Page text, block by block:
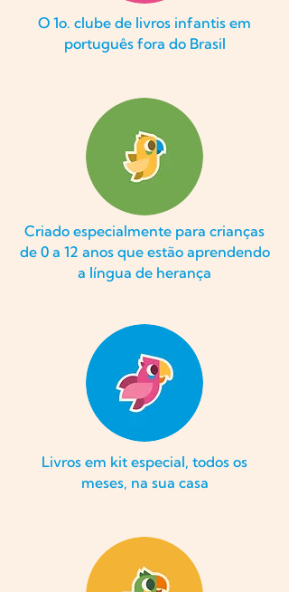
O 1o. clube de livros infantis em
português fora do Brasil
Criado especialmente para crianças
de 0 a 12 anos que estão aprendendo
a língua de herança
Livros em kit especial, todos os
meses, na sua casa